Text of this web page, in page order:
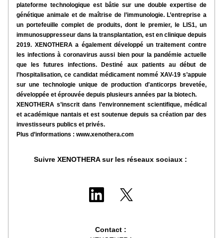
plateforme technologique est bâtie sur une double expertise de
génétique animale et de maîtrise de l’immunologie. L’entreprise a
un portefeuille complet de produits, dont le premier, le LIS1, un
immunosuppresseur dans la transplantation, est en clinique depuis
2019. XENOTHERA a également développé un traitement contre
les infections à coronavirus aussi bien pour la pandémie actuelle
que les futures infections. Destiné aux patients au début de
l’hospitalisation, ce candidat médicament nommé XAV-19 s’appuie
sur une technologie unique de production d'anticorps brevetée,
développée et éprouvée depuis plusieurs années par la biotech.
XENOTHERA s’inscrit dans l’environnement scientifique, médical
et académique nantais et est soutenue depuis sa création par des
investisseurs publics et privés.
Plus d’informations : www.xenothera.com
Suivre XENOTHERA sur les réseaux sociaux :
Contact :